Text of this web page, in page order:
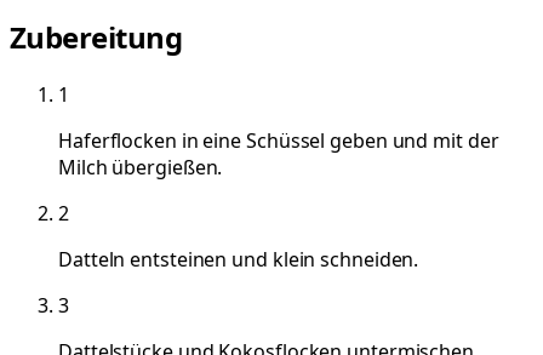
Zubereitung
1
Haferflocken in eine Schüssel geben und mit der
Milch übergießen.
2
Datteln entsteinen und klein schneiden.
3